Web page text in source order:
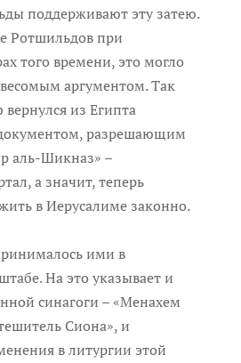
поддерживают эту затею.
Ротшильдов при
того времени, это могло
аргументом. Так
из Египта
разрешающим
аль-Шикназ» –
а значит, теперь
в Иерусалиме законно.
ими в
На это указывает и
синагоги – «Менахем
Сиона», и
в литургии этой